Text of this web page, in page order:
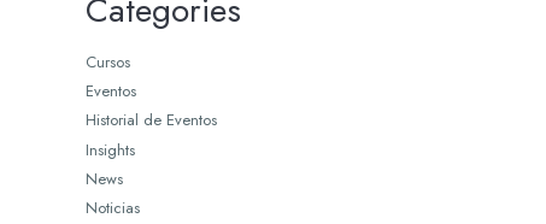
Categories
Cursos
Eventos
Historial de Eventos
Insights
News
Noticias